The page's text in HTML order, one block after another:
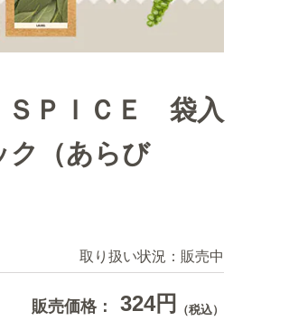
ＰＩＣＥ 袋入
（あらび
取り扱い状況： 販売中
販売価格： 324円 （税込）